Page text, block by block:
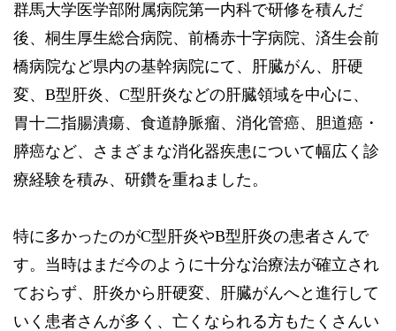
群馬大学医学部附属病院第一内科で研修を積んだ
後、桐生厚生総合病院、前橋赤十字病院、済生会前
橋病院など県内の基幹病院にて、肝臓がん、肝硬
変、B型肝炎、C型肝炎などの肝臓領域を中心に、
胃十二指腸潰瘍、食道静脈瘤、消化管癌、胆道癌・
膵癌など、さまざまな消化器疾患について幅広く診
療経験を積み、研鑽を重ねました。
特に多かったのがC型肝炎やB型肝炎の患者さんで
す。当時はまだ今のように十分な治療法が確立され
ておらず、肝炎から肝硬変、肝臓がんへと進行して
いく患者さんが多く、亡くなられる方もたくさんい